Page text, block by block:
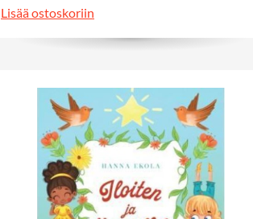
Lisää ostoskoriin